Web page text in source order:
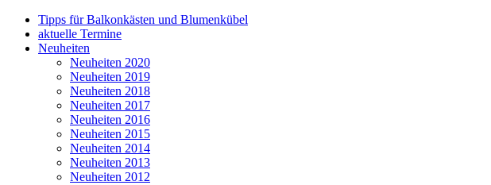
Tipps für Balkonkästen und Blumenkübel
aktuelle Termine
Neuheiten
Neuheiten 2020
Neuheiten 2019
Neuheiten 2018
Neuheiten 2017
Neuheiten 2016
Neuheiten 2015
Neuheiten 2014
Neuheiten 2013
Neuheiten 2012